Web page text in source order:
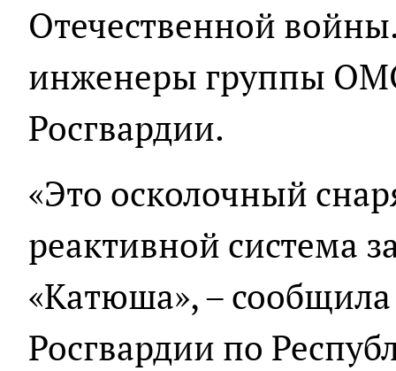
Отечественной
инженеры группы
Росгвардии.
«Это осколочный
реактивной система
«Катюша», –
Росгвардии по